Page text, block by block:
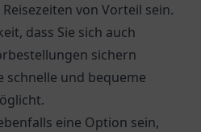
von Vorteil sein.
dass Sie sich auch
sichern
schnelle und bequeme
eine Option sein,